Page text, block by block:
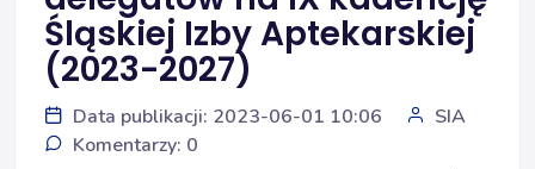
Śląskiej Izby Aptekarskiej
(2023-2027)
Data publikacji: 2023-06-01 10:06
SIA
Komentarzy: 0